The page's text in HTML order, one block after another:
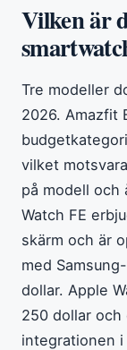
Vilken är
Tre modeller
2026. Amazfit
vilket
på modell och
Watch FE
skärm och är
med
dollar. Apple
250 dollar
integrationen